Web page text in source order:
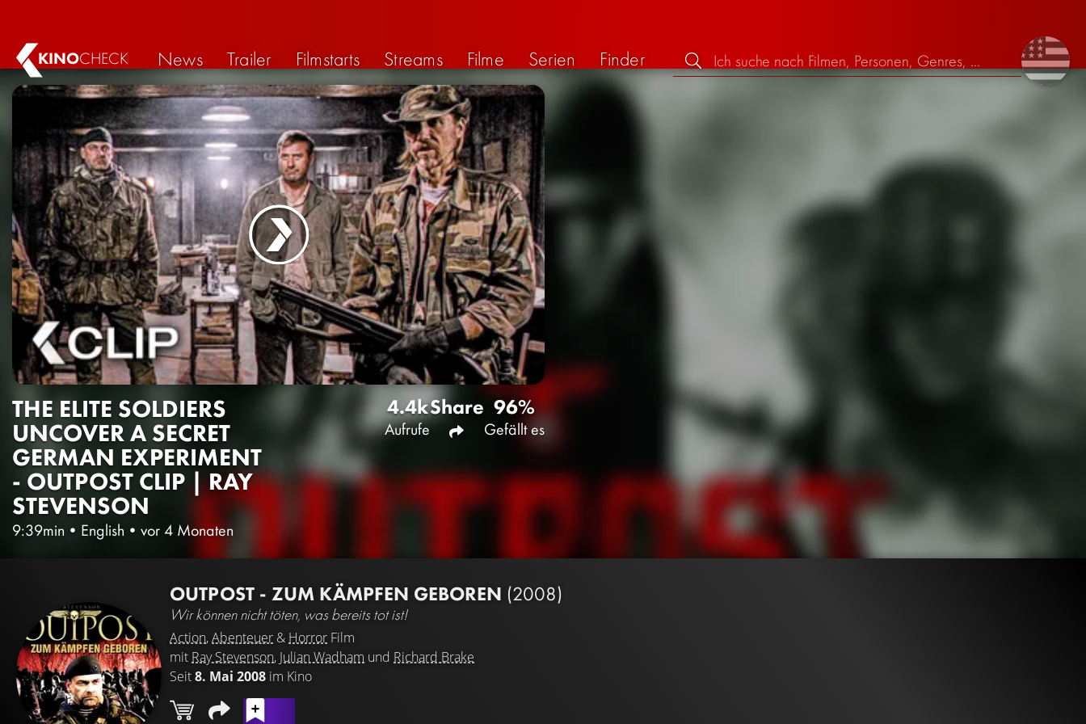
KINOCHECK News Trailer Filmstarts Streams Filme Serien Finder
THE ELITE SOLDIERS
UNCOVER A SECRET
GERMAN EXPERIMENT
- OUTPOST CLIP | RAY
STEVENSON
9:39min • English • vor 4 Monaten
4.4k
Aufrufe
Share 96%
Gefällt es
OUTPOST - ZUM KÄMPFEN GEBOREN (2008)
Wir können nicht töten, was bereits tot ist!
Action,Abenteuer & Horror Film
mit Ray Stevenson, Julian Wadham und Richard Brake
Seit8. Mai 2008 im Kino